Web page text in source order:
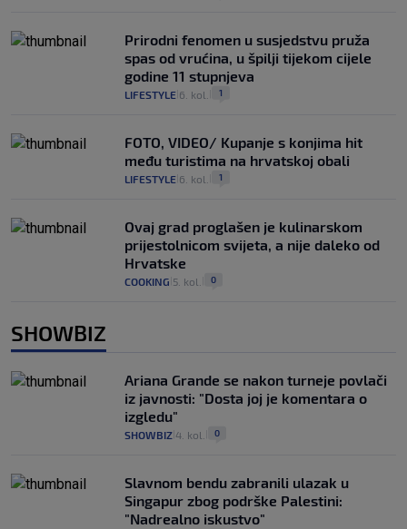
Prirodni fenomen u susjedstvu pruža
spas od vrućina, u špilji tijekom cijele
godine 11 stupnjeva
LIFESTYLE 6. kol. 1
FOTO, VIDEO/ Kupanje s konjima hit
među turistima na hrvatskoj obali
LIFESTYLE 6. kol. 1
Ovaj grad proglašen je kulinarskom
prijestolnicom svijeta, a nije daleko od
Hrvatske
COOKING 5. kol. 0
SHOWBIZ
Ariana Grande se nakon turneje povlači
iz javnosti: "Dosta joj je komentara o
izgledu"
SHOWBIZ 4. kol. 0
Slavnom bendu zabranili ulazak u
Singapur zbog podrške Palestini:
"Nadrealno iskustvo"